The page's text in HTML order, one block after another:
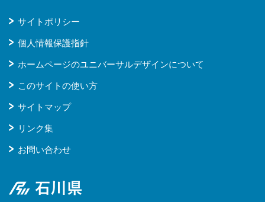
サイトポリシー
個人情報保護指針
ホームページのユニバーサルデザインについて
このサイトの使い方
サイトマップ
リンク集
お問い合わせ
石川県